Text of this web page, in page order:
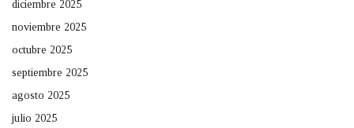
diciembre 2025
noviembre 2025
octubre 2025
septiembre 2025
agosto 2025
julio 2025